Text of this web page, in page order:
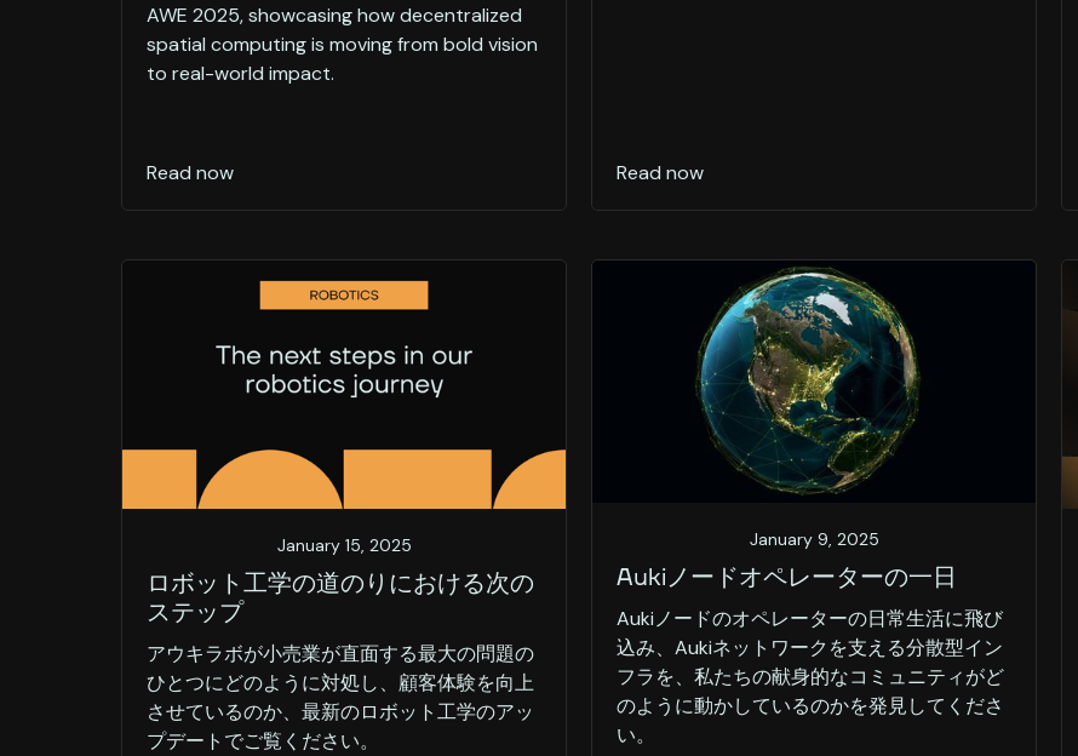
AWE 2025, showcasing how decentralized
spatial computing is moving from bold vision
to real-world impact.
Read now Read now
January 15, 2025
ロボット工学の道のりにおける次の
ステップ
アウキラボが小売業が直面する最大の問題の
ひとつにどのように対処し、顧客体験を向上
させているのか、最新のロボット工学のアッ
プデートでご覧ください。
January 9, 2025
Aukiノードオペレーターの一日
Aukiノードのオペレーターの日常生活に飛び
込み、Aukiネットワークを支える分散型イン
フラを、私たちの献身的なコミュニティがど
のように動かしているのかを発見してくださ
い。